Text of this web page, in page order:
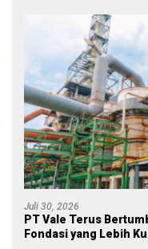
Juli 30, 2026
PT Vale Terus
Fondasi yang Lebih